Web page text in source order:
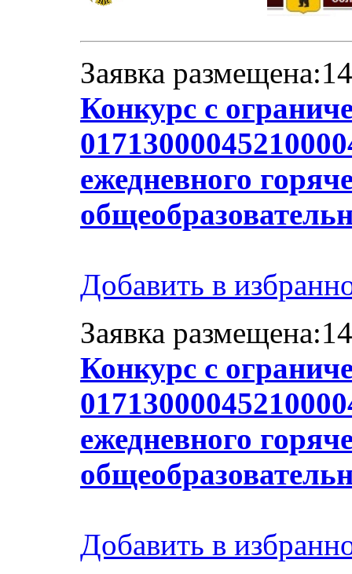
Заявка
Конкурс с
ежедневного
Добавить в
Заявка
Конкурс с
ежедневного
Добавить в